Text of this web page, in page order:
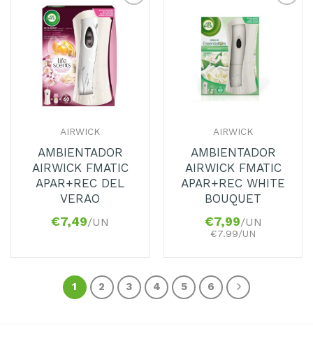
Adicionar
aos
Favoritos
AIRWICK
AMBIENTADOR
AIRWICK FMATIC
APAR+REC DEL
VERAO
€7,49/UN
Adicionar
AIRWICK
AMBIENTADOR
AIRWICK FMATIC
APAR+REC WHITE
BOUQUET
€7,99/UN
€7.99/UN
1 2 3 4 5 6